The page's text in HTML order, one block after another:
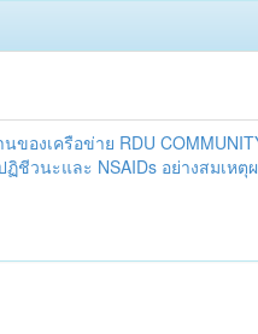
ของเครือข่าย RDU
ชีวนะและ NSAIDs อย่างสมเหตุ